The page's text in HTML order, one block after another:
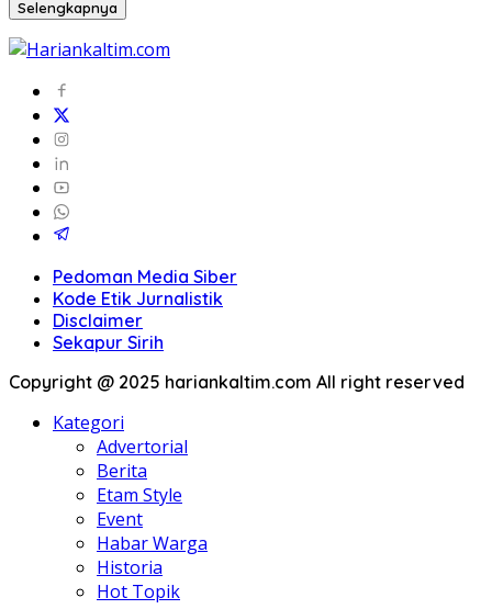
Selengkapnya
Pedoman Media Siber
Kode Etik Jurnalistik
Disclaimer
Sekapur Sirih
Copyright @ 2025 hariankaltim.com All right reserved
Kategori
Advertorial
Berita
Etam Style
Event
Habar Warga
Historia
Hot Topik